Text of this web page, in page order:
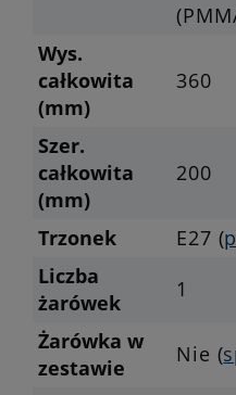
Wys.
całkowita
(mm)
360
Szer.
całkowita
(mm)
200
Trzonek E27 (
Liczba
żarówek
1
Żarówka w
zestawie
Nie (